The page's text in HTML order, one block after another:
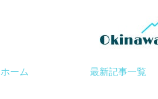
ホーム 最新記事一覧